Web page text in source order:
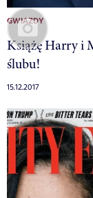
GWIAZDY
Książę Harry i
ślubu!
15.12.2017